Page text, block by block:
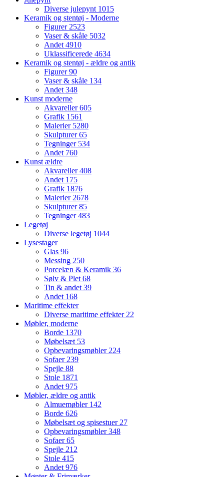
Diverse julepynt 1015
Keramik og stentøj - Moderne
Figurer 2523
Vaser & skåle 5032
Andet 4910
Uklassificerede 4634
Keramik og stentøj - ældre og antik
Figurer90
Vaser & skåle 134
Andet 348
Kunst moderne
Akvareller605
Grafik 1561
Malerier 5280
Skulpturer65
Tegninger 534
Andet 760
Kunst ældre
Akvareller408
Andet 175
Grafik 1876
Malerier 2678
Skulpturer85
Tegninger483
Legetøj
Diverse legetøj 1044
Lysestager
Glas 96
Messing 250
Porcelæn & Keramik 36
Sølv & Plet 68
Tin & andet 39
Andet 168
Maritime effekter
Diverse maritime effekter 22
Møbler, moderne
Borde 1370
Møbelsæt 53
Opbevaringsmøbler 224
Sofaer 239
Spejle 88
Stole 1871
Andet 975
Møbler, ældre og antik
Almuemøbler 142
Borde 626
Møbelsæt og spisestuer 27
Opbevaringsmøbler348
Sofaer65
Spejle 212
Stole 415
Andet 976